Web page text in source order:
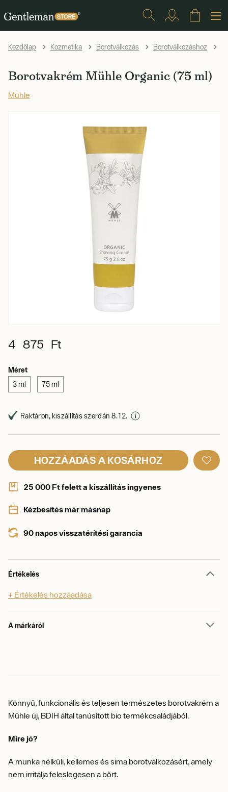
Kezdőlap Kozmetika Borotválkozás Borotválkozáshoz
Borotvakrém Mühle Organic (75 ml)
Mühle
4 875 Ft
Méret
3 ml 75 ml
Raktáron, kiszállítás szerdán 8. 12.
HOZZÁADÁS A KOSÁRHOZ
25 000 Ft felett a kiszállítás ingyenes
Kézbesítés már másnap
90 napos visszatérítési garancia
Értékelés
+ Értékelés hozzáadása
A márkáról
Könnyű, funkcionális és teljesen természetes borotvakrém a
Mühle új, BDIH által tanúsított bio termékcsaládjából.
Mire jó?
A munka nélküli, kellemes és sima borotválkozásért, amely
nem irritálja feleslegesen a bőrt.